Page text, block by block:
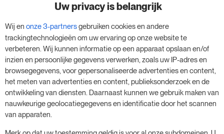
Maak gebruik van onze 14-daagse proefversie
en geef je bedrijf een boost - zonder
verplichtingen.
Boek een afspraak om je gratis proefperiode
van 14 dagen te starten.
Start je gratis proefperiode
Uw privacy is belangrijk
Wij en onze 3-partnersgebruiken cookies en andere
trackingtechnologieën om uw ervaring op onze website te
verbeteren. Wij kunnen informatie op een apparaat opslaan en/of
inzien en persoonlijke gegevens verwerken, zoals uw IP-adres en
browsegegevens, voor gepersonaliseerde advertenties en content,
het meten van advertenties en content, publieksonderzoek en de
ontwikkeling van diensten. Daarnaast kunnen we gebruik maken van
nauwkeurige geolocatiegegevens en identificatie door het scannen
van apparaten.